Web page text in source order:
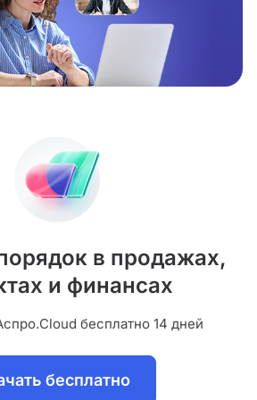
в продажах,
и финансах
бесплатно 14 дней
бесплатно